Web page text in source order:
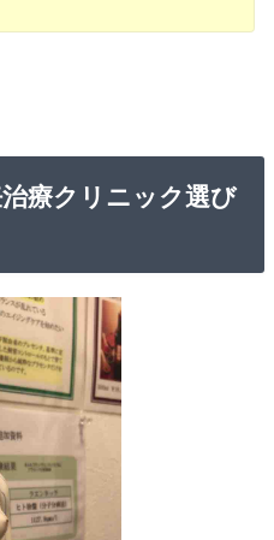
療クリニック選び